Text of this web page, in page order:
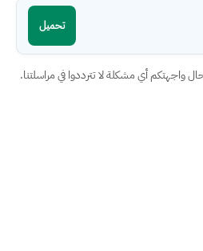
تحميل
واجهتكم أي مشكلة لا تترددوا في مراسلتنا.